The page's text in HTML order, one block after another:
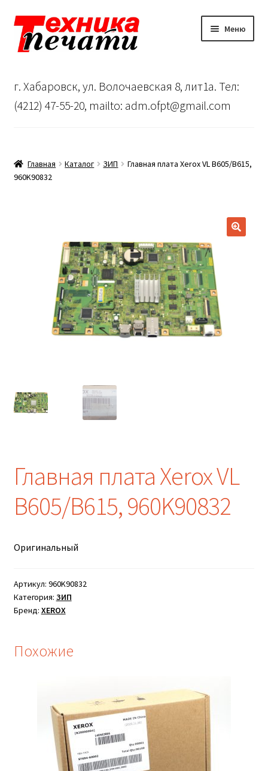
Перейти
навигации
Перейти
содержимому
Меню
Сервисный центр
…
г. Хабаровск, ул. Волочаевская 8, лит1а. Тел:
(4212) 47-55-20, mailto: adm.ofpt@gmail.com
Главная Каталог ЗИП
Главная плата Xerox VL B605/B615,
960K90832
Главная плата Xerox VL
B605/B615, 960K90832
Оригинальный
Артикул: 960K90832
Категория: ЗИП
Бренд: XEROX
Похожие